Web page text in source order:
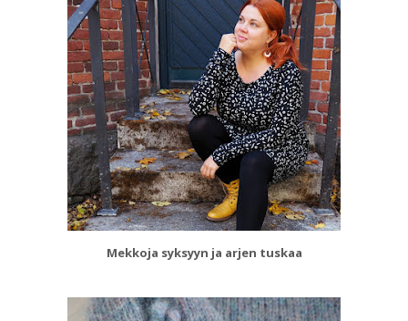
Mekkoja syksyyn ja arjen tuskaa